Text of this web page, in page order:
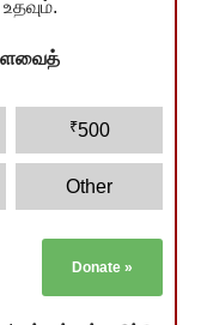
₹500
Other
Donate »